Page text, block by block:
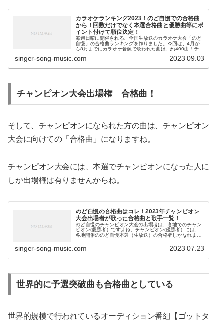
カラオケランキング2023！のど自慢での合格曲
から！回数だけでなく本選合格曲と優勝曲等にポ
イント付けて順位決定！
毎週日曜に開催される、全国生放送のカラオケ大会「のど
自慢」の合格曲ランキングを作りました。今回は、4月か
ら8月までにカラオケ音源で歌われた曲は、約400曲！予選
にポイントを付けて、ランキン...
singer-song-music.com 2023.09.03
チャンピオン大会出場権 合格曲！
そして、チャンピオンになられた方の曲は、チャンピオン
大会に向けての「合格曲」になりますね。
チャンピオン大会には、本選でチャンピオンになった人に
しか出場権は有りませんからね。
のど自慢の合格曲はコレ！2023年チャンピオン
大会出場者が歌った合格曲と歌手一覧！
のど自慢のチャンピオン大会の出場者は、各地でのチャン
ピオン(優勝者）ですよね。チャンピオン(優勝者）には、
各地開催ののど自慢本選（生放送）の合格者しかなれませ
singer-song-music.com 2023.07.23
世界的に予選突破曲も合格曲としている
世界的規模で行われているオーディション番組【ゴットタ